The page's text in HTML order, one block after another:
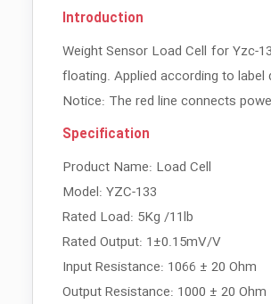
Introduction
Weight Sensor Load Cell for Yzc-
floating. Applied according to
Notice: The red line connects
Specification
Product Name: Load Cell
Model: YZC-133
Rated Load: 5Kg /11lb
Rated Output: 1±0.15mV/V
Input Resistance: 1066 ± 20 Ohm
Output Resistance: 1000 ± 20 Ohm